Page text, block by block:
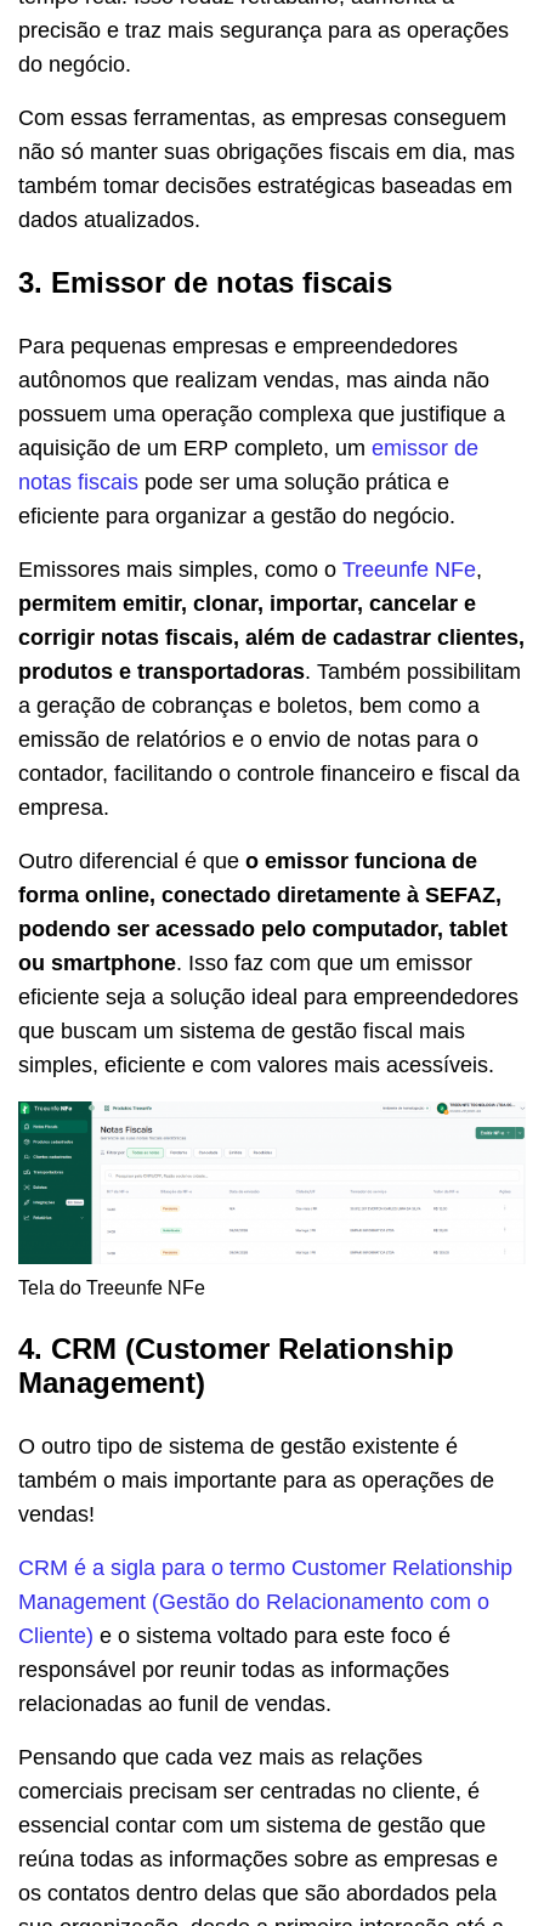
precisão e traz mais segurança para as operações
do negócio.
Com essas ferramentas, as empresas conseguem
não só manter suas obrigações fiscais em dia, mas
também tomar decisões estratégicas baseadas em
dados atualizados.
3. Emissor de notas fiscais
Para pequenas empresas e empreendedores
autônomos que realizam vendas, mas ainda não
possuem uma operação complexa que justifique a
aquisição de um ERP completo, um emissor de
notas fiscais pode ser uma solução prática e
eficiente para organizar a gestão do negócio.
Emissores mais simples, como o Treeunfe NFe,
permitem emitir, clonar, importar, cancelar e
corrigir notas fiscais, além de cadastrar clientes,
produtos e transportadoras. Também possibilitam
a geração de cobranças e boletos, bem como a
emissão de relatórios e o envio de notas para o
contador, facilitando o controle financeiro e fiscal da
empresa.
Outro diferencial é que o emissor funciona de
forma online, conectado diretamente à SEFAZ,
podendo ser acessado pelo computador, tablet
ou smartphone. Isso faz com que um emissor
eficiente seja a solução ideal para empreendedores
que buscam um sistema de gestão fiscal mais
simples, eficiente e com valores mais acessíveis.
Tela do Treeunfe NFe
4. CRM (Customer Relationship
Management)
O outro tipo de sistema de gestão existente é
também o mais importante para as operações de
vendas!
CRM é a sigla para o termo Customer Relationship
Management (Gestão do Relacionamento com o
Cliente) e o sistema voltado para este foco é
responsável por reunir todas as informações
relacionadas ao funil de vendas.
Pensando que cada vez mais as relações
comerciais precisam ser centradas no cliente, é
essencial contar com um sistema de gestão que
reúna todas as informações sobre as empresas e
os contatos dentro delas que são abordados pela